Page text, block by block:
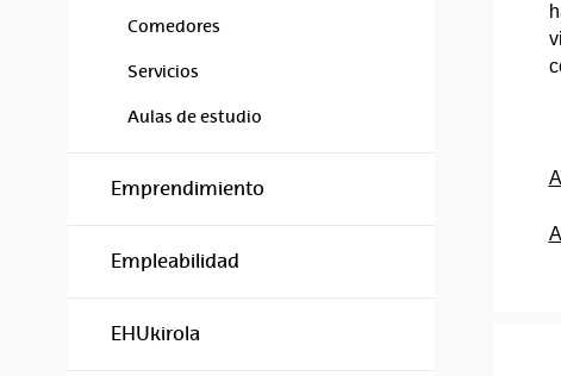
Comedores
Servicios
Aulas de estudio
Emprendimiento
Empleabilidad
EHUkirola